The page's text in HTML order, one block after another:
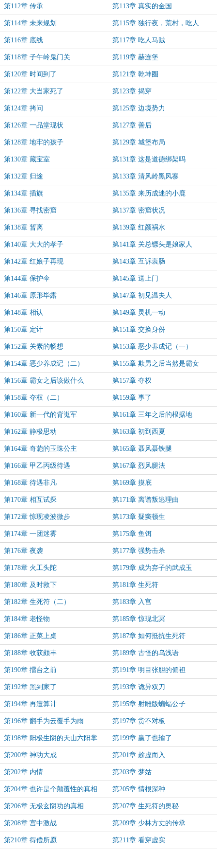
第112章 传承 第113章 真实的金国
第114章 未来规划 第115章 独行夜，荒村，吃人
第116章 底线 第117章 吃人马贼
第118章 子午岭鬼门关 第119章 赫连堡
第120章 时间到了 第121章 乾坤圈
第122章 大当家死了 第123章 揭穿
第124章 拷问 第125章 边境势力
第126章 一品堂现状 第127章 善后
第128章 地牢的孩子 第129章 城堡布局
第130章 藏宝室 第131章 这是道德绑架吗
第132章 归途 第133章 清风岭黑风寨
第134章 插旗 第135章 来历成迷的小鹿
第136章 寻找密窟 第137章 密窟状况
第138章 暂离 第139章 红颜祸水
第140章 大大的孝子 第141章 关总镖头是娘家人
第142章 红娘子再现 第143章 互诉衷肠
第144章 保护伞 第145章 送上门
第146章 原形毕露 第147章 初见温夫人
第148章 相认 第149章 灵机一动
第150章 定计 第151章 交换身份
第152章 关素的畅想 第153章 恶少养成记（一）
第154章 恶少养成记（二） 第155章 欺男之后当然是霸女
第156章 霸女之后该做什么 第157章 夺权
第158章 夺权（二） 第159章 事了
第160章 新一代的背嵬军 第161章 三年之后的根据地
第162章 静极思动 第163章 初到西夏
第164章 奇葩的玉珠公主 第165章 聂风聂铁腿
第166章 甲乙丙级待遇 第167章 烈风腿法
第168章 待遇非凡 第169章 摸底
第170章 相互试探 第171章 离谱叛逃理由
第172章 惊现凌波微步 第173章 疑窦顿生
第174章 一团迷雾 第175章 鱼饵
第176章 夜袭 第177章 强势击杀
第178章 火工头陀 第179章 成为弃子的武成玉
第180章 及时救下 第181章 生死符
第182章 生死符（二） 第183章 入宫
第184章 老怪物 第185章 惊现北冥
第186章 正菜上桌 第187章 如何抵抗生死符
第188章 收获颇丰 第189章 古怪的乌浅语
第190章 擂台之前 第191章 明目张胆的偏袒
第192章 黑到家了 第193章 诡异双刀
第194章 再遭算计 第195章 射雕版蝙蝠公子
第196章 翻手为云覆手为雨 第197章 货不对板
第198章 阳极生阴的天山六阳掌 第199章 赢了也输了
第200章 神功大成 第201章 趁虚而入
第202章 内情 第203章 梦姑
第204章 也许是个颠覆性的真相 第205章 情根深种
第206章 无极玄阴功的真相 第207章 生死符的奥秘
第208章 宫中激战 第209章 少林方丈的传承
第210章 得偿所愿 第211章 看穿虚实